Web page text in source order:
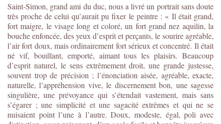
Saint-Simon, grand ami du duc, nous a livré un portrait sans doute
très proche de celui qu’aurait pu fixer le peintre : « Il était grand,
fort maigre, le visage long et coloré, un fort grand nez aquilin, la
bouche enfoncée, des yeux d’esprit et perçants, le sourire agréable,
l’air fort doux, mais ordinairement fort sérieux et concentré. Il était
né vif, bouillant, emporté, aimant tous les plaisirs. Beaucoup
d’esprit naturel, le sens extrêmement droit, une grande justesse,
souvent trop de précision ; l’énonciation aisée, agréable, exacte,
naturelle, l’appréhension vive, le discernement bon, une sagesse
singulière, une prévoyance qui s’étendait vastement, mais sans
s’égarer ; une simplicité et une sagacité extrêmes et qui ne se
nuisaient point l’une à l’autre. Doux, modeste, égal, poli avec